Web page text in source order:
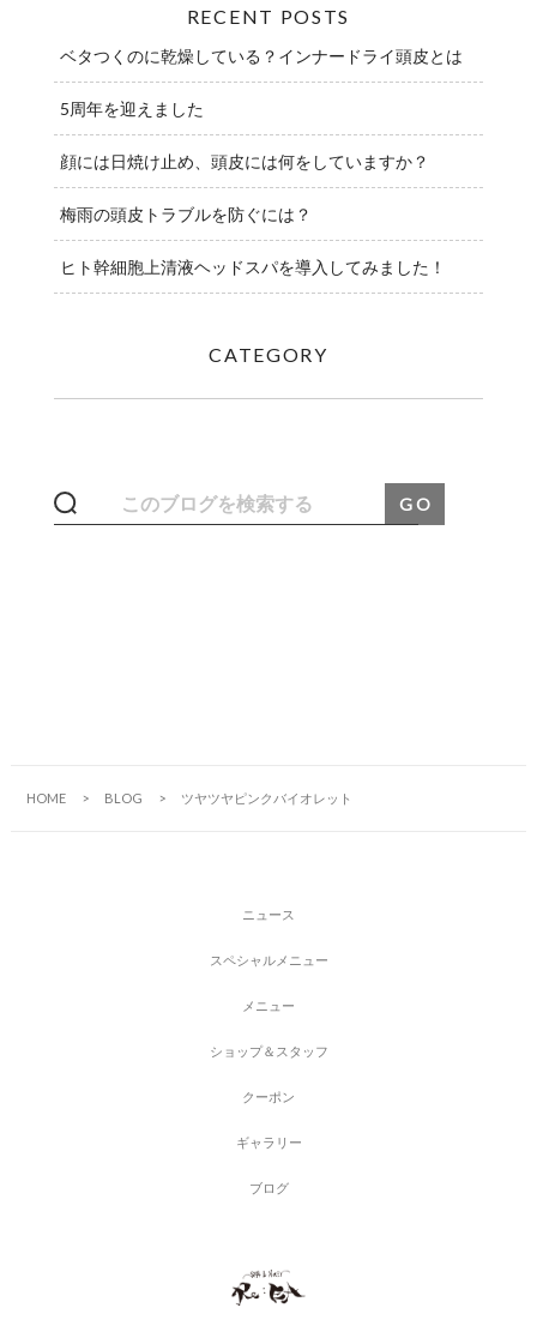
RECENT POSTS
ベタつくのに乾燥している？インナードライ頭皮とは
5周年を迎えました
顔には日焼け止め、頭皮には何をしていますか？
梅雨の頭皮トラブルを防ぐには？
ヒト幹細胞上清液ヘッドスパを導入してみました！
CATEGORY
HOME BLOG ツヤツヤピンクバイオレット
ニ ュ ー ス
スペシャ ルメ ニ ュ ー
メ ニ ュ ー
シ ョ ッ プ＆ ス タ ッ フ
ク ーポン
ギャ ラ リ ー
ブロ グ